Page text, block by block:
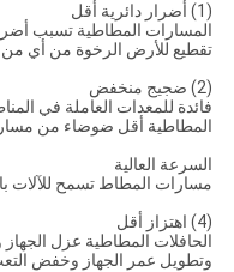
(1) أضرار دائرية أقل
المسارات المطاطية تسبب
تقطيع للأرض الرخوة من أي
(2) ضجيج منخفض
فائدة للمعدات العاملة في
المطاطية أقل ضوضاء من
السرعة العالية
مسارات المطاط تسمح
(4) اهتزاز أقل
الحافلات المطاطية عزل
وتطويل عمر الجهاز وخفض